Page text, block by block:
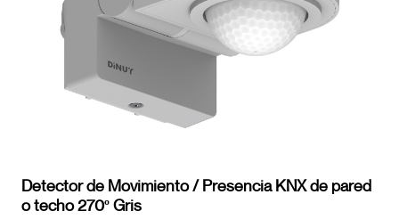
Detector de Movimiento / Presencia KNX de pared
o techo 270º Gris